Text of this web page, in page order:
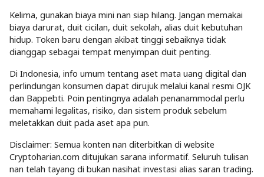
Kelima, gunakan biaya mini nan siap hilang. Jangan memakai
biaya darurat, duit cicilan, duit sekolah, alias duit kebutuhan
hidup. Token baru dengan akibat tinggi sebaiknya tidak
dianggap sebagai tempat menyimpan duit penting.
Di Indonesia, info umum tentang aset mata uang digital dan
perlindungan konsumen dapat dirujuk melalui kanal resmi OJK
dan Bappebti. Poin pentingnya adalah penanammodal perlu
memahami legalitas, risiko, dan sistem produk sebelum
meletakkan duit pada aset apa pun.
Disclaimer: Semua konten nan diterbitkan di website
Cryptoharian.com ditujukan sarana informatif. Seluruh tulisan
nan telah tayang di bukan nasihat investasi alias saran trading.